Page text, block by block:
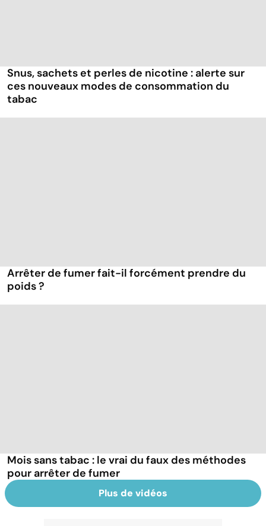
Snus, sachets et perles de nicotine : alerte sur
ces nouveaux modes de consommation du
tabac
Arrêter de fumer fait-il forcément prendre du
poids ?
Mois sans tabac : le vrai du faux des méthodes
pour arrêter de fumer
Plus de vidéos